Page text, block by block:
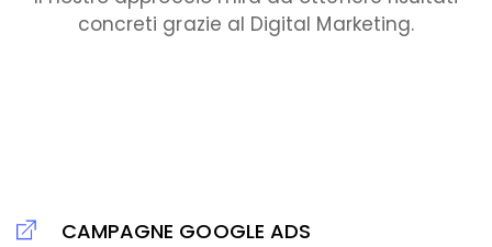
concreti grazie al Digital Marketing.
CAMPAGNE GOOGLE ADS